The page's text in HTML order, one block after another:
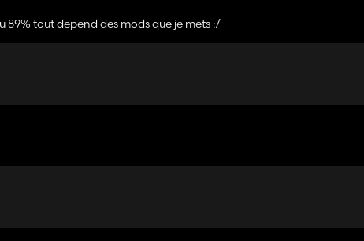
89% tout depend des mods que je mets :/